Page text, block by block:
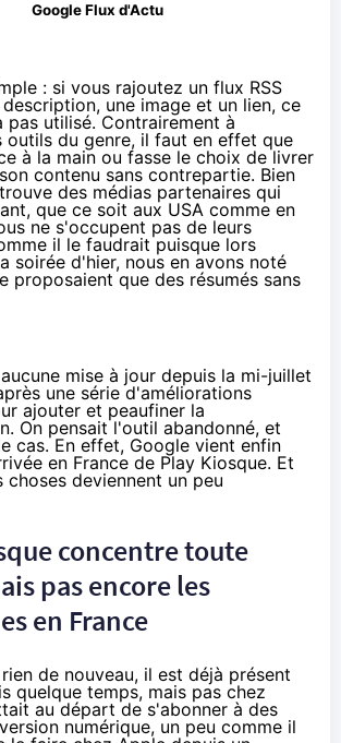
Google Flux d'Actu
: si vous rajoutez un flux RSS
une image et un lien, ce
pas utilisé. Contrairement à
outils du genre, il faut en effet que
à la main ou fasse le choix de livrer
contenu sans contrepartie. Bien
des médias partenaires qui
que ce soit aux USA comme en
ne s'occupent pas de leurs
il le faudrait puisque lors
soirée d'hier, nous en avons noté
proposaient que des résumés sans
mise à jour depuis la mi-juillet
une série d'améliorations
ajouter et peaufiner la
. On pensait l'outil abandonné, et
cas. En effet, Google vient enfin
en France de Play Kiosque. Et
choses deviennent un peu
concentre toute
pas encore les
en France
de nouveau, il est déjà présent
quelque temps, mais pas chez
au départ de s'abonner à des
numérique, un peu comme il